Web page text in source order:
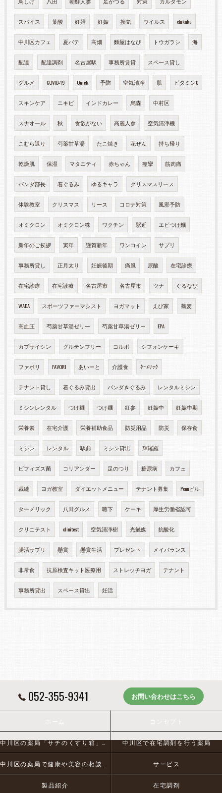
スパイス 葉酸 妊婦 妊娠 換気 ウイルス chikaku
中川区カフェ 夏バテ 高畑 麵屋はなび トウガラシ 海
配達 配達調剤 名古屋駅 事務所賃貸 スペース貸し
グルメ COVID-19 Quick 予防 空気清浄 肌 ビタミンC
スキンケア ニキビ インドカレー 烏森 中村区
スナオール 秋 食欲がない 高麗人参 空気清浄機
こむら返り 芍薬甘草湯 たこ焼き 花ぜん 持ち帰り
乾燥肌 保湿 マタニティ 赤ちゃん 痙攣 筋肉痛
パンダ部長 着ぐるみ ゆるキャラ クリスマスリース
体験教室 クリスマス リース コロナ対策 風邪予防
オミクロン オミクロン株 ワクチン 駅近 エビつけ麵
新年のご挨拶 寅年 謹賀新年 ワンコイン サプリ
事務所貸し 正月太り 妊娠後期 痛風 尿酸 在宅診療
在宅診療 在宅診療 名古屋市 名古屋市 ツナ ぐるなび
WADA スポーツファーマシスト ヨガマット えび家 蕎麦
高血圧 芍薬甘草湯ゼリー 芍薬甘草湯ゼリー EPA
カプサイシン グルテンフリー コルポ シフォンケーキ
ファボリ FAVORI あいーと 介護食 ﾀｰﾒﾘｯｸ
テナント貸し 着ぐるみ貸出 パンダきぐるみ レンタルミシン
ミシンレンタル つけ麺 つけ麺 紅参 妊娠中 妊娠中期
栄養素 在宅介護 栄養補助食品 防災用品 防災 保存食
ミシン レンタル 駅前 ミシン貸出 輝羅羅
ビフィズス菌 コリアンダー 足のつり 糖尿病 カフェ
裁縫 ヨガ教室 ダイエットメニュー テナント募集 Pennビル
ターメリック 八田グルメ 嚥下 ケーキ 厚生労働省認可
クリニテスト clinitest 空気清浄樹 光触媒 抗酸化
腸活サプリ 懸賞 懸賞生活 プレゼント メイバランス
非常食 抗原検査キット医療用 ストレッチヨガ テナント
事務所貸出 スペース貸出 妊活
052-355-9341 お問い合わせはこちら
中川区の薬局「サチのくすり箱」とは 中川区で在宅調剤を行う薬局
サービス
製品紹介 在宅調剤